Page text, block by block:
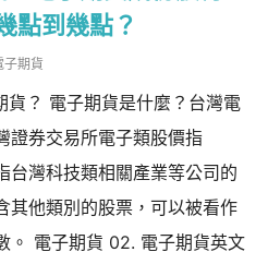
點到幾點？
子期貨
貨？ 電子期貨是什麼？台灣電
證券交易所電子類股價指
台灣科技類相關產業等公司的
其他類別的股票，可以被看作
。 電子期貨 02. 電子期貨英文